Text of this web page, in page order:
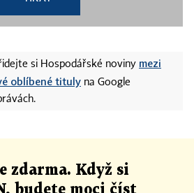
si Hospodářské noviny mezi
oblíbené tituly na Google
zdarma. Když si
budete moci číst